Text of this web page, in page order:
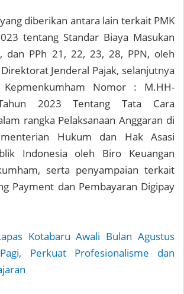
diberikan antara lain terkait PMK
tentang Standar Biaya Masukan
dan PPh 21, 22, 23, 28, PPN, oleh
Jenderal Pajak, selanjutnya
Nomor : M.HH-
2023 Tentang Tata Cara
rangka Pelaksanaan Anggaran di
Hukum dan Hak Asasi
Indonesia oleh Biro Keuangan
serta penyampaian terkait
Payment dan Pembayaran Digipay
Kotabaru Awali Bulan Agustus
Perkuat Profesionalisme dan